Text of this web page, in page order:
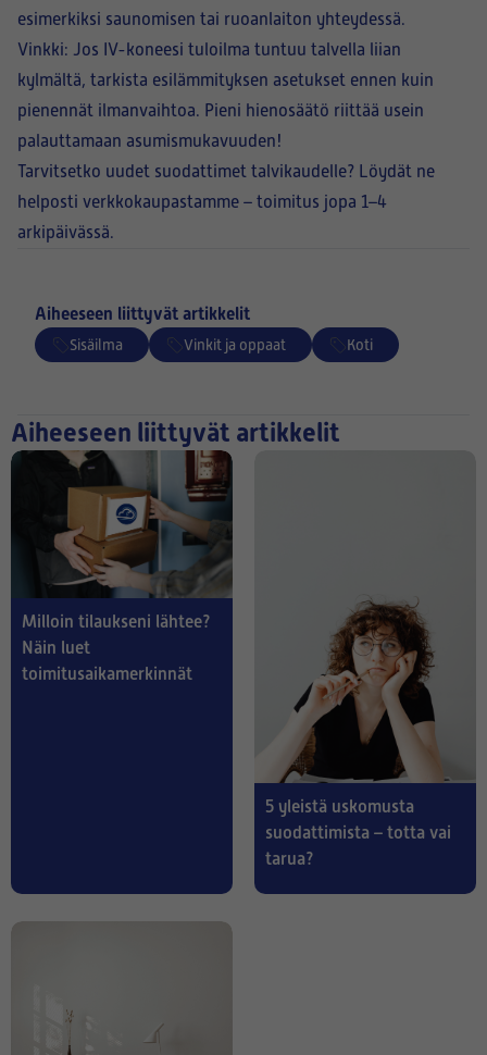
esimerkiksi saunomisen tai ruoanlaiton yhteydessä.
Vinkki: Jos IV-koneesi tuloilma tuntuu talvella liian
kylmältä, tarkista esilämmityksen asetukset ennen kuin
pienennät ilmanvaihtoa. Pieni hienosäätö riittää usein
palauttamaan asumismukavuuden!
Tarvitsetko uudet suodattimet talvikaudelle? Löydät ne
helposti verkkokaupastamme – toimitus jopa 1–4
arkipäivässä.
Aiheeseen liittyvät artikkelit
Sisäilma Vinkit ja oppaat Koti
Aiheeseen liittyvät artikkelit
Milloin tilaukseni lähtee?
Näin luet
toimitusaikamerkinnät
5 yleistä uskomusta
suodattimista – totta vai
tarua?